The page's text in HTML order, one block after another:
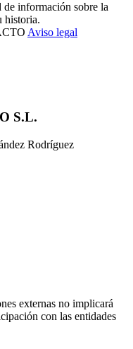
de información sobre la
historia.
Aviso legal
S.L.
Rodríguez
externas no implicará
con las entidades